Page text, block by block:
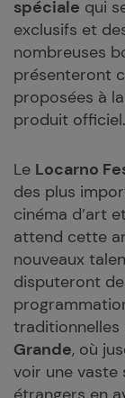
spéciale qui
exclusifs et
nombreuses
présenteront
proposées à
produit officiel.
Le Locarno
des plus
cinéma d’art
attend cette
nouveaux
disputeront
traditionnelles
Grande, où
voir une vaste